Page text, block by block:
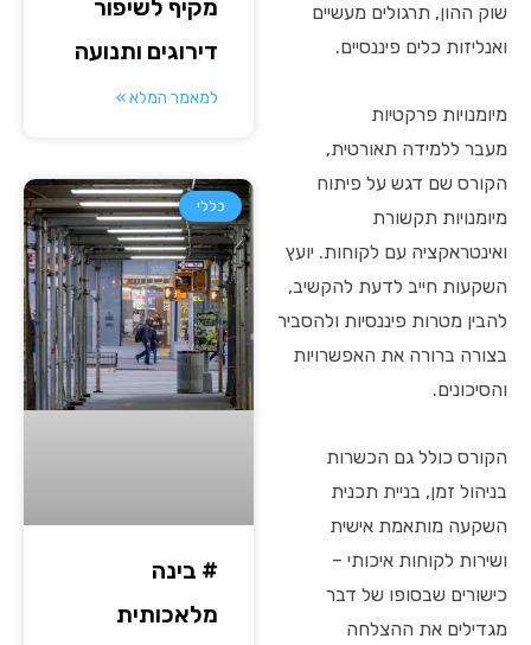
שוק ההון, תרגולים מעשיים
ואנליזות כלים פיננסיים.
מיומנויות פרקטיות
מעבר ללמידה תאורטית,
הקורס שם דגש על פיתוח
מיומנויות תקשורת
ואינטראקציה עם לקוחות. יועץ
השקעות חייב לדעת להקשיב,
להבין מטרות פיננסיות ולהסביר
בצורה ברורה את האפשרויות
והסיכונים.
הקורס כולל גם הכשרות
בניהול זמן, בניית תכנית
השקעה מותאמת אישית
ושירות לקוחות איכותי –
כישורים שבסופו של דבר
מגדילים את ההצלחה
מקיף לשיפור
דירוגים ותנועה
למאמר המלא »
כללי
# בינה
מלאכותית